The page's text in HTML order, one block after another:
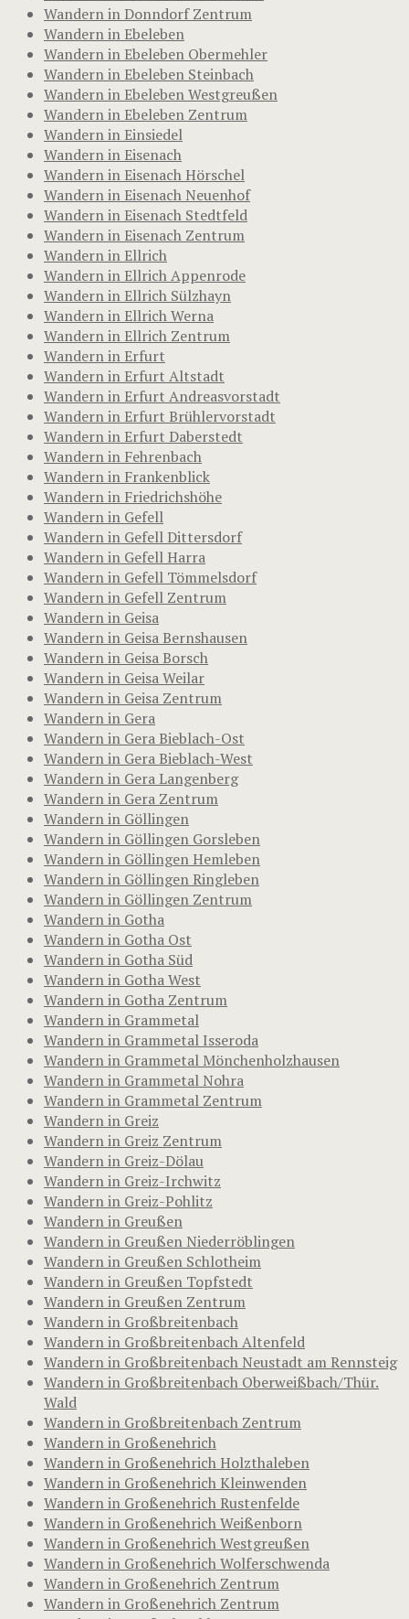
Wandern in Donndorf Zentrum
Wandern in Ebeleben
Wandern in Ebeleben Obermehler
Wandern in Ebeleben Steinbach
Wandern in Ebeleben Westgreußen
Wandern in Ebeleben Zentrum
Wandern in Einsiedel
Wandern in Eisenach
Wandern in Eisenach Hörschel
Wandern in Eisenach Neuenhof
Wandern in Eisenach Stedtfeld
Wandern in Eisenach Zentrum
Wandern in Ellrich
Wandern in Ellrich Appenrode
Wandern in Ellrich Sülzhayn
Wandern in Ellrich Werna
Wandern in Ellrich Zentrum
Wandern in Erfurt
Wandern in Erfurt Altstadt
Wandern in Erfurt Andreasvorstadt
Wandern in Erfurt Brühlervorstadt
Wandern in Erfurt Daberstedt
Wandern in Fehrenbach
Wandern in Frankenblick
Wandern in Friedrichshöhe
Wandern in Gefell
Wandern in Gefell Dittersdorf
Wandern in Gefell Harra
Wandern in Gefell Tömmelsdorf
Wandern in Gefell Zentrum
Wandern in Geisa
Wandern in Geisa Bernshausen
Wandern in Geisa Borsch
Wandern in Geisa Weilar
Wandern in Geisa Zentrum
Wandern in Gera
Wandern in Gera Bieblach-Ost
Wandern in Gera Bieblach-West
Wandern in Gera Langenberg
Wandern in Gera Zentrum
Wandern in Göllingen
Wandern in Göllingen Gorsleben
Wandern in Göllingen Hemleben
Wandern in Göllingen Ringleben
Wandern in Göllingen Zentrum
Wandern in Gotha
Wandern in Gotha Ost
Wandern in Gotha Süd
Wandern in Gotha West
Wandern in Gotha Zentrum
Wandern in Grammetal
Wandern in Grammetal Isseroda
Wandern in Grammetal Mönchenholzhausen
Wandern in Grammetal Nohra
Wandern in Grammetal Zentrum
Wandern in Greiz
Wandern in Greiz Zentrum
Wandern in Greiz-Dölau
Wandern in Greiz-Irchwitz
Wandern in Greiz-Pohlitz
Wandern in Greußen
Wandern in Greußen Niederröblingen
Wandern in Greußen Schlotheim
Wandern in Greußen Topfstedt
Wandern in Greußen Zentrum
Wandern in Großbreitenbach
Wandern in Großbreitenbach Altenfeld
Wandern in Großbreitenbach Neustadt am Rennsteig
Wandern in Großbreitenbach Oberweißbach/Thür.
Wald
Wandern in Großbreitenbach Zentrum
Wandern in Großenehrich
Wandern in Großenehrich Holzthaleben
Wandern in Großenehrich Kleinwenden
Wandern in Großenehrich Rustenfelde
Wandern in Großenehrich Weißenborn
Wandern in Großenehrich Westgreußen
Wandern in Großenehrich Wolferschwenda
Wandern in Großenehrich Zentrum
Wandern in Großenehrich Zentrum